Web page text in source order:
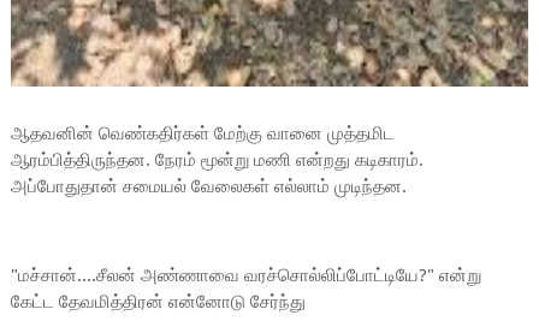
ஆதவனின் வெண்கதிர்கள் மேற்கு வானை முத்தமிட
ஆரம்பித்திருந்தன. நேரம் மூன்று மணி என்றது கடிகாரம்.
அப்போதுதான் சமையல் வேலைகள் எல்லாம் முடிந்தன.
"மச்சான்....சீலன் அண்ணாவை வரச்சொல்லிப்போட்டியே?" என்று
கேட்ட தேவமித்திரன் என்னோடு சேர்ந்து